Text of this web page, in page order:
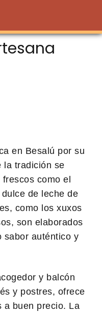
en Besalú por su
la tradición se
como el
de leche de
como los xuxos
son elaborados
sabor auténtico y
y balcón
y postres, ofrece
a buen precio. La